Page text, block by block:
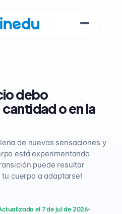
debo
o en la
de nuevas sensaciones y
está experimentando
puede resultar
tu cuerpo a adaptarse!
el 7 de jul de 2026